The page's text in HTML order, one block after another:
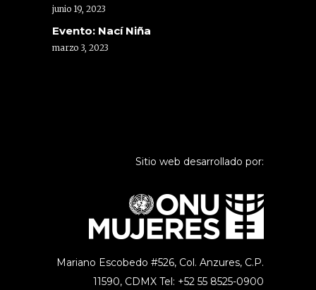
junio 19, 2023
Evento: Nací Niña
marzo 3, 2023
Sitio web desarrollado por:
Mariano Escobedo #526, Col. Anzures, C.P.
11590, CDMX Tel: +52 55 8525-0900